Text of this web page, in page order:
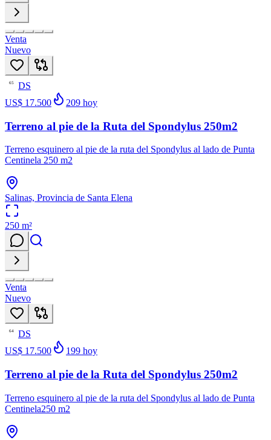
Venta
Nuevo
65
DS
US$ 17.500
209 hoy
Terreno al pie de la Ruta del Spondylus 250m2
Terreno esquinero al pie de la ruta del Spondylus al lado de Punta
Centinela 250 m2
Salinas, Provincia de Santa Elena
250 m²
Venta
Nuevo
64
DS
US$ 17.500
199 hoy
Terreno al pie de la Ruta del Spondylus 250m2
Terreno esquinero al pie de la ruta del Spondylus al lado de Punta
Centinela250 m2